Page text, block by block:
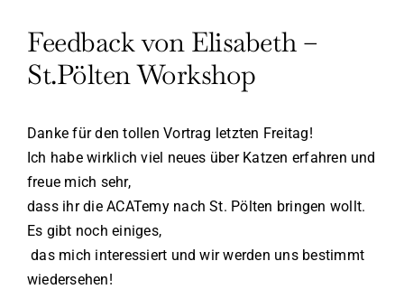
Feedback von Elisabeth –
St.Pölten Workshop
Danke für den tollen Vortrag letzten Freitag!
Ich habe wirklich viel neues über Katzen erfahren und
freue mich sehr,
dass ihr die ACATemy nach St. Pölten bringen wollt.
Es gibt noch einiges,
das mich interessiert und wir werden uns bestimmt
wiedersehen!